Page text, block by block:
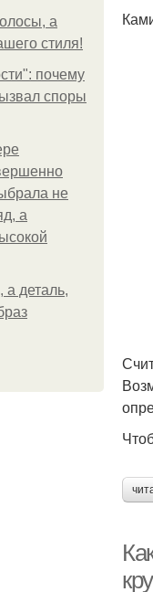
а
стиля!
почему
споры
не
а
а деталь,